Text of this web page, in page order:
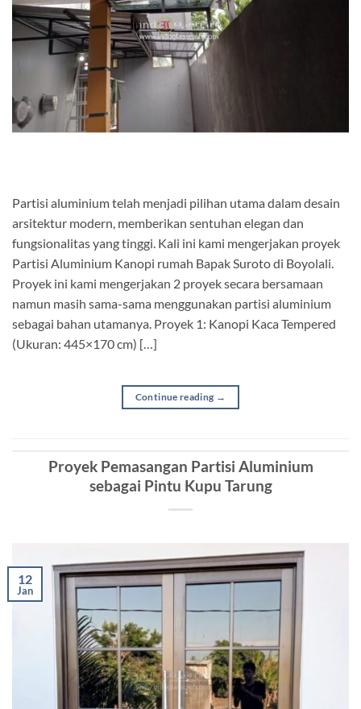
Partisi aluminium telah menjadi pilihan utama dalam desain
arsitektur modern, memberikan sentuhan elegan dan
fungsionalitas yang tinggi. Kali ini kami mengerjakan proyek
Partisi Aluminium Kanopi rumah Bapak Suroto di Boyolali.
Proyek ini kami mengerjakan 2 proyek secara bersamaan
namun masih sama-sama menggunakan partisi aluminium
sebagai bahan utamanya. Proyek 1: Kanopi Kaca Tempered
(Ukuran: 445×170 cm) […]
Continue reading →
Proyek Pemasangan Partisi Aluminium
sebagai Pintu Kupu Tarung
12
Jan